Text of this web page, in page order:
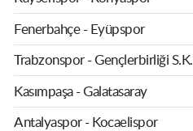
Fenerbahçe - Eyüpspor
Trabzonspor - Gençlerbirliği S.K.
Kasımpaşa - Galatasaray
Antalyaspor - Kocaelispor